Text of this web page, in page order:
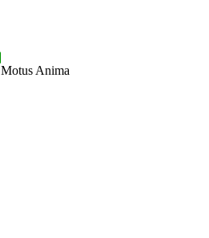
Motus Anima